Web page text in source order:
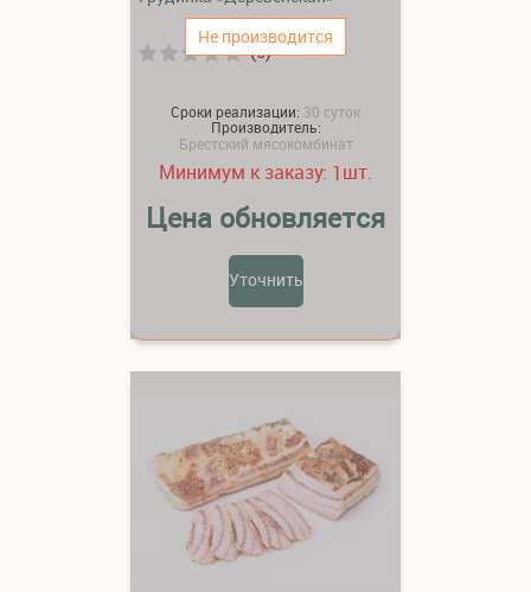
Не производится
(0)
Сроки реализации: 30 суток
Производитель:
Брестский мясокомбинат
Минимум к заказу: 1шт.
Цена обновляется
Уточнить